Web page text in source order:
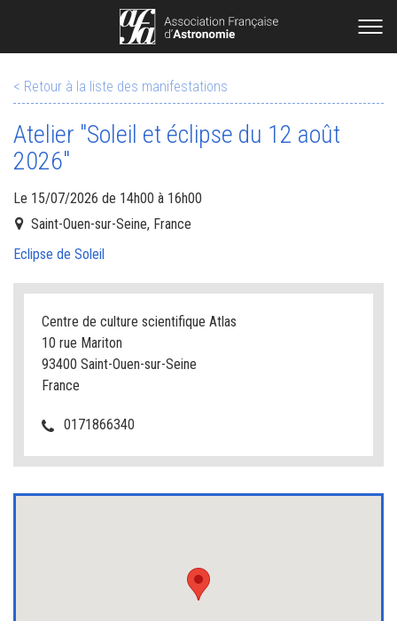
< Retour à la liste des manifestations
Atelier "Soleil et éclipse du 12 août
2026"
Le 15/07/2026 de 14h00 à 16h00
Saint-Ouen-sur-Seine, France
Eclipse de Soleil
Centre de culture scientifique Atlas
10 rue Mariton
93400 Saint-Ouen-sur-Seine
France
0171866340